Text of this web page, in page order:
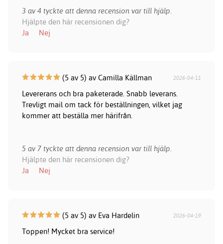
3 av 4 tyckte att denna recension var till hjälp.
Hjälpte den här recensionen dig?
Ja
Nej
(5 av 5) av Camilla Källman 2026-04-11
Levererans och bra paketerade. Snabb leverans.
Trevligt mail om tack för beställningen, vilket jag
kommer att beställa mer härifrån.
5 av 7 tyckte att denna recension var till hjälp.
Hjälpte den här recensionen dig?
Ja
Nej
(5 av 5) av Eva Hardelin 2026-04-19
Toppen! Mycket bra service!